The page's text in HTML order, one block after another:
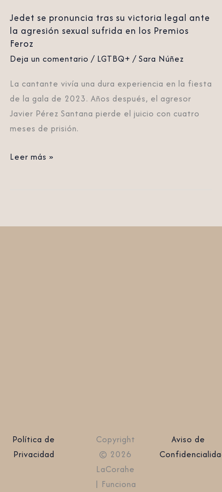
Jedet se pronuncia tras su victoria legal ante
la agresión sexual sufrida en los Premios
Feroz
Deja un comentario / LGTBQ+ / Sara Núñez
La cantante vivía una dura experiencia en la fiesta
de la gala de 2023. Años después, el agresor
Javier Pérez Santana pierde el juicio con cuatro
meses de prisión.
sexual
sufrida
en
los
Premios
Feroz
Leer más »
Política de
Privacidad
Copyright
© 2026
LaCorahe
| Funciona
Aviso de